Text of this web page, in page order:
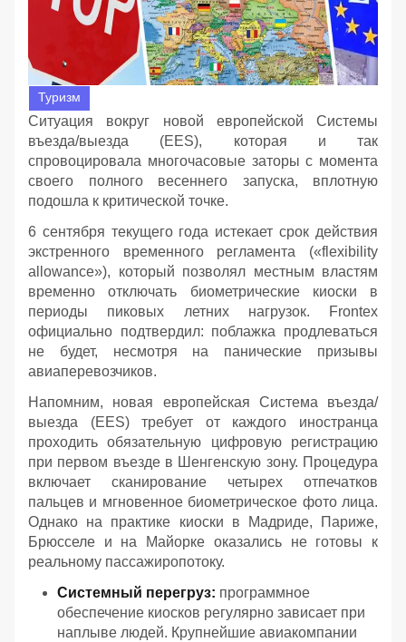
Туризм
Ситуация вокруг новой европейской Системы
въезда/выезда (EES), которая и так
спровоцировала многочасовые заторы с момента
своего полного весеннего запуска, вплотную
подошла к критической точке.
6 сентября текущего года истекает срок действия
экстренного временного регламента («flexibility
allowance»), который позволял местным властям
временно отключать биометрические киоски в
периоды пиковых летних нагрузок. Frontex
официально подтвердил: поблажка продлеваться
не будет, несмотря на панические призывы
авиаперевозчиков.
Напомним, новая европейская Система въезда/
выезда (EES) требует от каждого иностранца
проходить обязательную цифровую регистрацию
при первом въезде в Шенгенскую зону. Процедура
включает сканирование четырех отпечатков
пальцев и мгновенное биометрическое фото лица.
Однако на практике киоски в Мадриде, Париже,
Брюсселе и на Майорке оказались не готовы к
реальному пассажиропотоку.
Системный перегруз: программное
обеспечение киосков регулярно зависает при
наплыве людей. Крупнейшие авиакомпании